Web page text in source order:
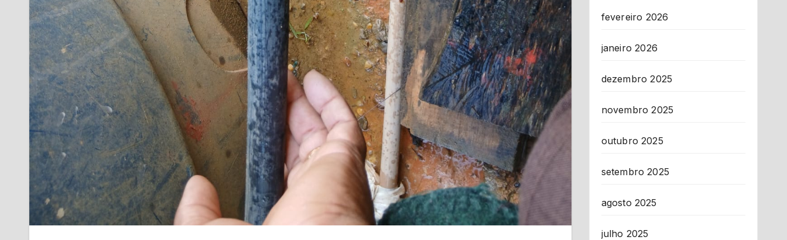
fevereiro 2026
janeiro 2026
dezembro 2025
novembro 2025
outubro 2025
setembro 2025
agosto 2025
julho 2025